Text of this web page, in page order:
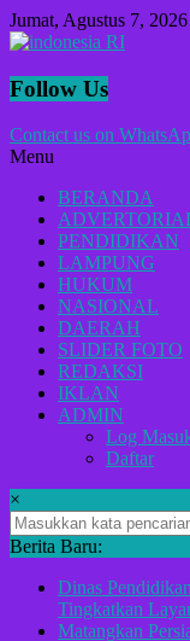
Lompat
ke
Jumat, Agustus 7, 2026
indonesia
Lugas
Menyikap
Berita,Terpercaya
Dan
Tegas
Follow Us
Contact us on
Menu
BERANDA
PENDIDIKAN
LAMPUNG
HUKUM
NASIONAL
DAERAH
SLIDER FOTO
REDAKSI
IKLAN
ADMIN
Log
Daftar
×
Berita Baru:
Dinas
Tingkatkan
Matangkan